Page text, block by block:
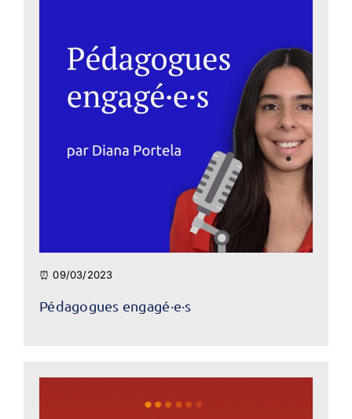
⏰ 09/03/2023
Pédagogues engagé·e·s